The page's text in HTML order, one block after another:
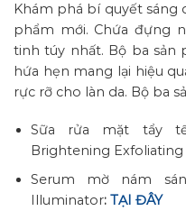
Khám phá bí quyết sáng
phẩm mới. Chứa đựng
tinh túy nhất. Bộ ba sản
hứa hẹn mang lại hiệu
rực rỡ cho làn da. Bộ ba
Sữa rửa mặt tẩy
Brightening Exfoliating
Serum mờ nám
Illuminator: TẠI ĐÂY